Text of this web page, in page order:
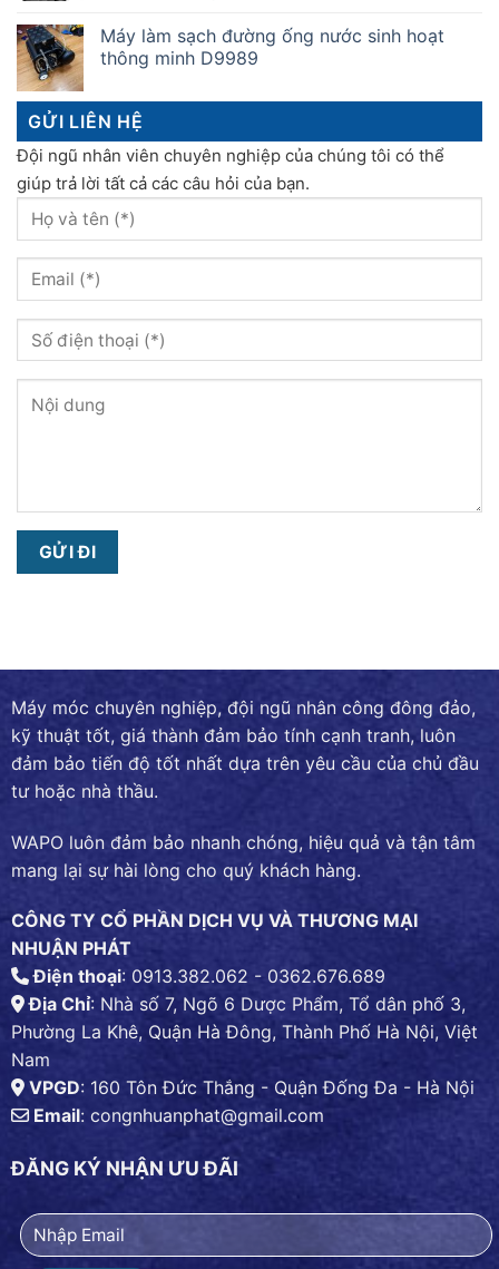
Máy làm sạch đường ống nước sinh hoạt
thông minh D9989
GỬI LIÊN HỆ
Đội ngũ nhân viên chuyên nghiệp của chúng tôi có thể
giúp trả lời tất cả các câu hỏi của bạn.
Máy móc chuyên nghiệp, đội ngũ nhân công đông đảo,
kỹ thuật tốt, giá thành đảm bảo tính cạnh tranh, luôn
đảm bảo tiến độ tốt nhất dựa trên yêu cầu của chủ đầu
tư hoặc nhà thầu.
WAPO luôn đảm bảo nhanh chóng, hiệu quả và tận tâm
mang lại sự hài lòng cho quý khách hàng.
CÔNG TY CỔ PHẦN DỊCH VỤ VÀ THƯƠNG MẠI
NHUẬN PHÁT
Điện thoại: 0913.382.062 - 0362.676.689
Địa Chỉ: Nhà số 7, Ngõ 6 Dược Phẩm, Tổ dân phố 3,
Phường La Khê, Quận Hà Đông, Thành Phố Hà Nội, Việt
Nam
VPGD: 160 Tôn Đức Thắng - Quận Đống Đa - Hà Nội
Email: congnhuanphat@gmail.com
ĐĂNG KÝ NHẬN ƯU ĐÃI